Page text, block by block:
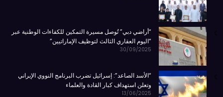
“أراضي دبي” تُوصل مسيرة التمكين للكفاءات الوطنية عبر
“اليوم العقاري الثالث لتوظيف الإماراتيين”
30/09/2025
“الأسد الصاعد”: إسرائيل تضرب البرنامج النووي الإيراني
وتعلن استهداف كبار القادة والعلماء
13/06/2025